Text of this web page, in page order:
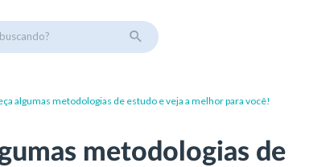
algumas metodologias de estudo e veja a melhor para você!
metodologias de